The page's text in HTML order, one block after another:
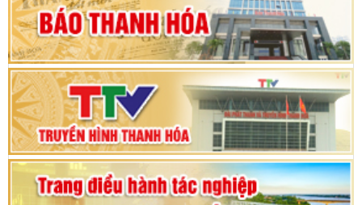
Phiên thảo luận Kỳ họp thứ 24, HĐND tỉnh
Thanh Hóa khóa XVIII, nhiệm kỳ 2021 - 2026
Bế mạc Kỳ họp thứ hai bốn, Hội đồng nhân dân
tỉnh khoá XVIII